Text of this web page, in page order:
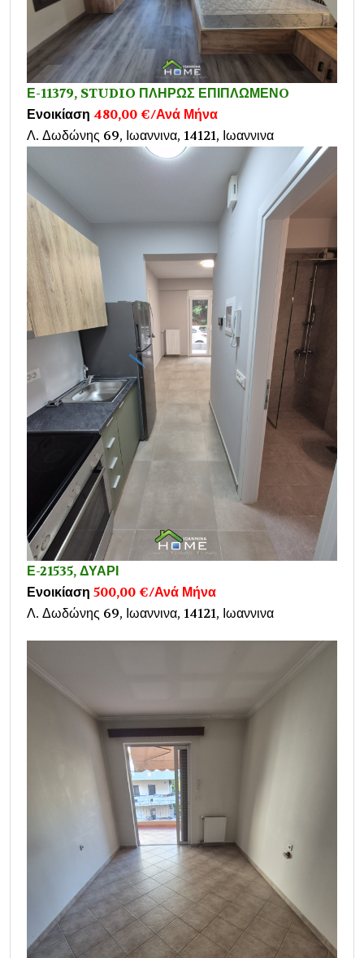
Ε-11379, STUDIO ΠΛΗΡΩΣ ΕΠΙΠΛΩΜΕΝO
Ενοικίαση 480,00 €/Ανά Μήνα
Λ. Δωδώνης 69, Ιωαννινα, 14121, Ιωαννινα
Ε-21535, ΔΥΑΡΙ
Ενοικίαση 500,00 €/Ανά Μήνα
Λ. Δωδώνης 69, Ιωαννινα, 14121, Ιωαννινα